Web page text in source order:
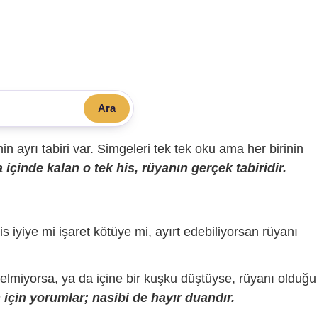
Ara
ayrı tabiri var. Simgeleri tek tek oku ama her birinin
içinde kalan o tek his, rüyanın gerçek tabiridir.
iyiye mi işaret kötüye mi, ayırt edebiliyorsan rüyanı
ya da içine bir kuşku düştüyse, rüyanı olduğu
yorumlar; nasibi de hayır duandır.